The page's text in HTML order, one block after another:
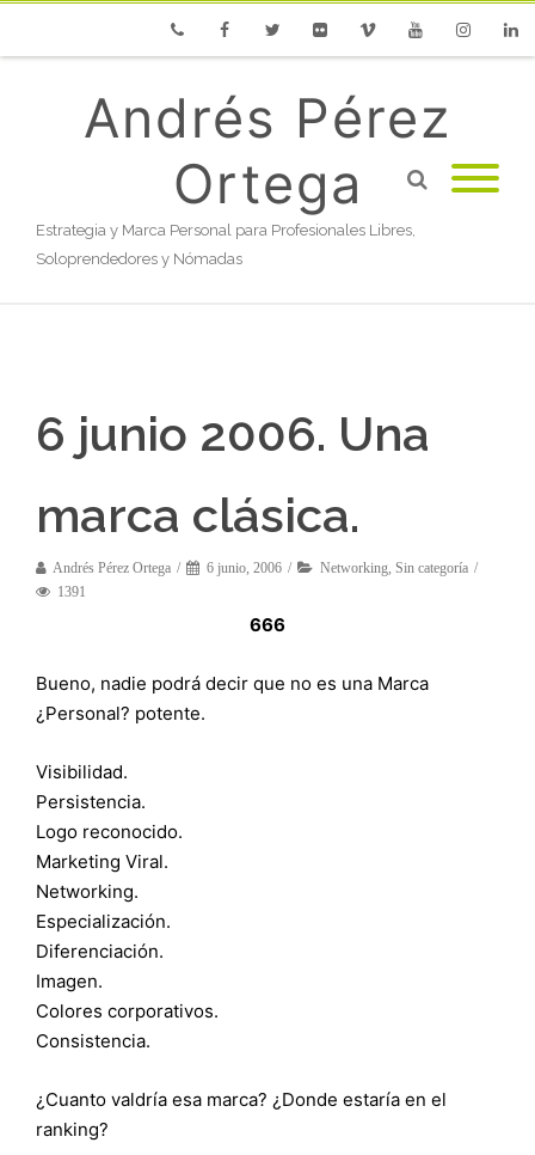
Andrés Pérez
Ortega
Estrategia y Marca Personal para Profesionales Libres,
Soloprendedores y Nómadas
6 junio 2006. Una
marca clásica.
Andrés Pérez Ortega 6 junio, 2006 Networking, Sin categoría
1391
666
Bueno, nadie podrá decir que no es una Marca
¿Personal? potente.
Visibilidad.
Persistencia.
Logo reconocido.
Marketing Viral.
Networking.
Especialización.
Diferenciación.
Imagen.
Colores corporativos.
Consistencia.
¿Cuanto valdría esa marca? ¿Donde estaría en el
ranking?